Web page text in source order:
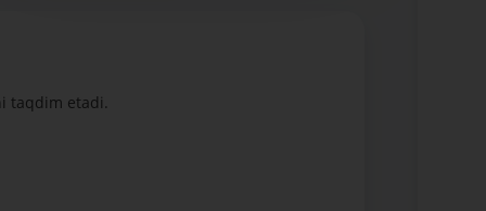
taqdim etadi.